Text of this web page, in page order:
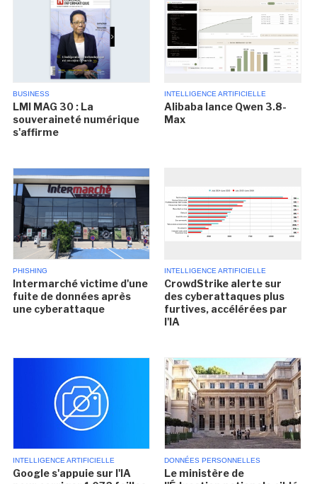
BUSINESS
LMI MAG 30 : La
souveraineté numérique
s'affirme
INTELLIGENCE ARTIFICIELLE
Alibaba lance Qwen 3.8-
Max
PHISHING
Intermarché victime d'une
fuite de données après
une cyberattaque
INTELLIGENCE ARTIFICIELLE
CrowdStrike alerte sur
des cyberattaques plus
furtives, accélérées par
l'IA
INTELLIGENCE ARTIFICIELLE
Google s'appuie sur l'IA
DONNÉES PERSONNELLES
Le ministère de